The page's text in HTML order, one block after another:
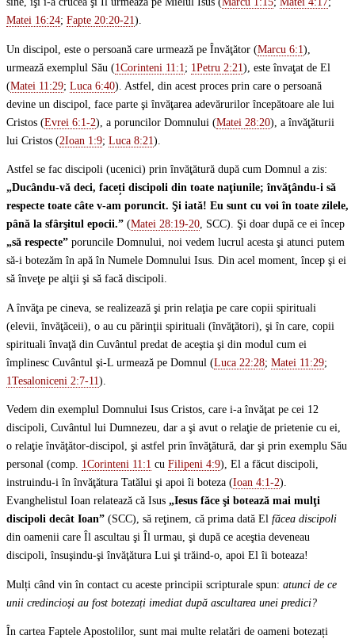
Matei 16:24; Fapte 20:20-21).
Un discipol, este o persoană care urmează pe Învăţător (Marcu 6:1 ),
urmează exemplul Său (1Corinteni 11:1 ; 1Petru 2:21 ), este învaţat de El
(Matei 11:29; Luca 6:40). Astfel, din acest proces prin care o persoană
devine un discipol, face parte şi învăţarea adevărurilor începătoare ale lui
Cristos (Evrei 6:1-2), a poruncilor Domnului (Matei 28:20), a învăţăturii
lui Cristos (2Ioan 1:9; Luca 8:21 ).
Astfel se fac discipoli (ucenici) prin învăţătură după cum Domnul a zis:
„Ducându-vă deci, faceți discipoli din toate naţiunile; învăţându-i să
respecte toate câte v-am poruncit. Şi iată! Eu sunt cu voi în toate zilele,
până la sfârşitul epocii.” (Matei 28:19-20, SCC). Şi doar după ce ei încep
„să respecte” poruncile Domnului, noi vedem lucrul acesta şi atunci putem
să-i botezăm în apă în Numele Domnului Isus. Din acel moment, încep şi ei
să înveţe pe alţii şi să facă discipoli.
A învăţa pe cineva, se realizează şi prin relaţia pe care copii spirituali
(elevii, învăţăceii), o au cu părinţii spirituali (învăţători), şi în care, copii
spirituali învaţă din Cuvântul predat de aceştia şi din modul cum ei
împlinesc Cuvântul şi-L urmează pe Domnul (Luca 22:28; Matei 11:29;
1Tesaloniceni 2:7-11 ).
Vedem din exemplul Domnului Isus Cristos, care i-a învăţat pe cei 12
discipoli, Cuvântul lui Dumnezeu, dar a şi avut o relaţie de prietenie cu ei,
o relaţie învăţător-discipol, şi astfel prin învăţătură, dar şi prin exemplu Său
personal (comp. 1Corinteni 11:1 cu Filipeni 4:9), El a făcut discipoli,
instruindu-i în învăţătura Tatălui şi apoi îi boteza (Ioan 4:1-2).
Evanghelistul Ioan relatează că Isus „Iesus făce şi botează mai mulţi
discipoli decât Ioan” (SCC), să reţinem, că prima dată El făcea discipoli
din oamenii care Îl ascultau şi Îl urmau, şi după ce aceştia deveneau
discipoli, însuşindu-şi învăţătura Lui şi trăind-o, apoi El îi boteaza!
Mulți când vin în contact cu aceste principii scripturale spun: atunci de ce
unii credincioși au fost botezați imediat după ascultarea unei predici?
În cartea Faptele Apostolilor, sunt mai multe relatări de oameni botezați